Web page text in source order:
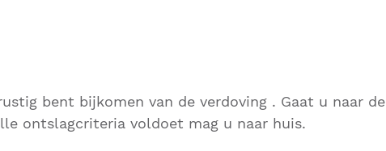
bent bijkomen van de verdoving . Gaat u naar de
ontslagcriteria voldoet mag u naar huis.